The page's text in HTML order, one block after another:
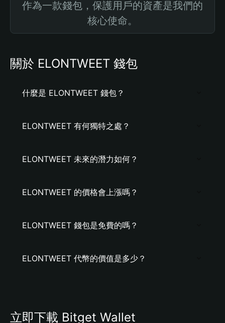
作為一款錢包，保護用戶的資產是我們的
核心使命。
關於 ELONTWEET 錢包
什麼是 ELONTWEET 錢包？
ELONTWEET 有何獨特之處？
ELONTWEET 未來的潛力如何？
ELONTWEET 的價格會上漲嗎？
ELONTWEET 錢包是免費的嗎？
ELONTWEET 代幣的價值是多少？
立即下載 Bitget Wallet